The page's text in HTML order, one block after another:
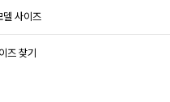
사이즈
즈 찾기